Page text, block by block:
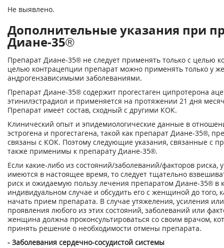
Не выявлено.
Дополнительные указания при
Диане-35®
Препарат Диане-35® не следует применять только с целью
целью контрацепции препарат можно применять только у
андрогензависимыми заболеваниями.
Препарат Диане-35® содержит прогестаген ципротерона
этинилэстрадиол и применяется на протяжении 21 дня
Препарат имеет состав, сходный с другими КОК.
Клинический опыт и эпидемиологические данные в
эстрогена и прогестагена, такой как препарат Диане-35®,
связаны с КОК. Поэтому следующие указания, связанные с
также применимы к препарату Диане-35®.
Если какие-либо из состояний/заболеваний/факторов риска,
имеются в настоящее время, то следует тщательно
риск и ожидаемую пользу лечения препаратом Диане-35® в
индивидуальном случае и обсудить его с женщиной до того,
начать прием препарата. В случае утяжеления, усиления
проявления любого из этих состояний, заболеваний или
женщина должна проконсультироваться со своим врачом,
принять решение о необходимости отмены препарата.
- Заболевания сердечно-сосудистой системы